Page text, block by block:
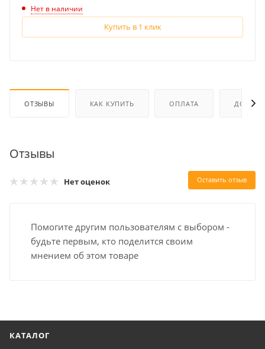
Нет в наличии
Купить в 1 клик
ОТЗЫВЫ КАК КУПИТЬ ОПЛАТА
Отзывы
Нет оценок Оставить отзыв
Помогите другим пользователям с выбором -
будьте первым, кто поделится своим
мнением об этом товаре
КАТАЛОГ